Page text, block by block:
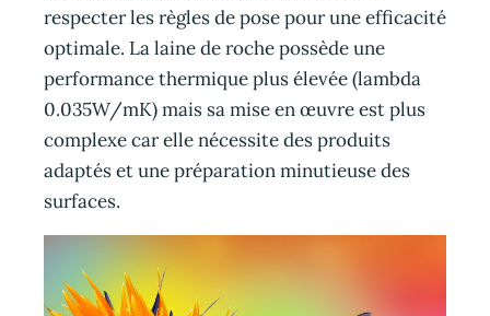
respecter les règles de pose pour une efficacité
optimale. La laine de roche possède une
performance thermique plus élevée (lambda
0.035W/mK) mais sa mise en œuvre est plus
complexe car elle nécessite des produits
adaptés et une préparation minutieuse des
surfaces.